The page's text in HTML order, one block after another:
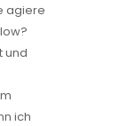
agiere
und
ich